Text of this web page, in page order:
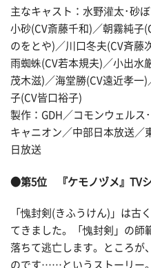
主なキャスト：水野灌太･砂
小砂(CV斎藤千和)／朝霧純子
のをとや)／川口冬夫(CV斉藤
雨蜘蛛(CV若本規夫)／小出水
茂木滋)／海堂勝(CV遠近孝一
子(CV皆口裕子)
製作：GDH／コモンウェルス
キャニオン／中部日本放送／
日放送
●第5位 『ケモノヅメ』TV
「愧封剣(きふうけん)」は古
てきました。「愧封剣」の師
落ちて逃亡します。ところが
のです……というストーリー。